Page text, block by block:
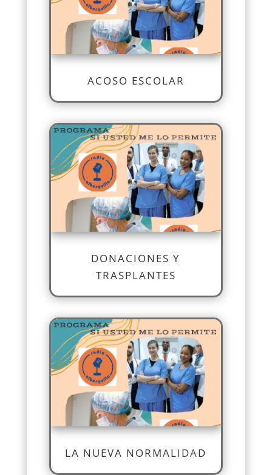
ACOSO ESCOLAR
DONACIONES Y
TRASPLANTES
LA NUEVA NORMALIDAD